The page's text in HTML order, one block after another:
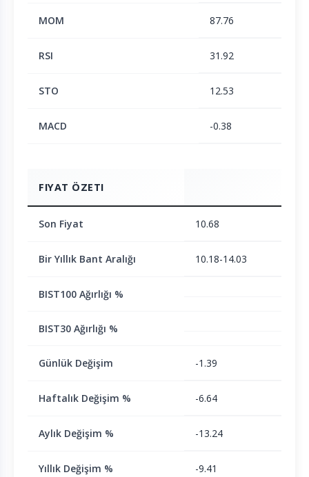
MOM 87.76
RSI 31.92
STO 12.53
MACD -0.38
FIYAT ÖZETI
Son Fiyat 10.68
Bir Yıllık Bant Aralığı 10.18-14.03
BIST100 Ağırlığı %
BIST30 Ağırlığı %
Günlük Değişim -1.39
Haftalık Değişim % -6.64
Aylık Değişim % -13.24
Yıllık Değişim % -9.41